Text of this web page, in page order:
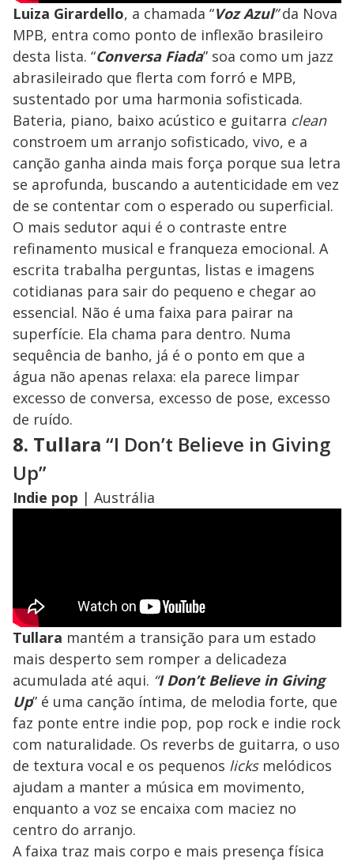
Luiza Girardello, a chamada “Voz Azul”da Nova
MPB, entra como ponto de inflexão brasileiro
desta lista. “Conversa Fiada” soa como um jazz
abrasileirado que flerta com forró e MPB,
sustentado por uma harmonia sofisticada.
Bateria, piano, baixo acústico e guitarra clean
constroem um arranjo sofisticado, vivo, e a
canção ganha ainda mais força porque sua letra
se aprofunda, buscando a autenticidade em vez
de se contentar com o esperado ou superficial.
O mais sedutor aqui é o contraste entre
refinamento musical e franqueza emocional. A
escrita trabalha perguntas, listas e imagens
cotidianas para sair do pequeno e chegar ao
essencial. Não é uma faixa para pairar na
superfície. Ela chama para dentro. Numa
sequência de banho, já é o ponto em que a
água não apenas relaxa: ela parece limpar
excesso de conversa, excesso de pose, excesso
de ruído.
8. Tullara “I Don’t Believe in Giving
Up”
Indie pop | Austrália
Tullara mantém a transição para um estado
mais desperto sem romper a delicadeza
acumulada até aqui. “I Don’t Believe in Giving
Up” é uma canção íntima, de melodia forte, que
faz ponte entre indie pop, pop rock e indie rock
com naturalidade. Os reverbs de guitarra, o uso
de textura vocal e os pequenos licks melódicos
ajudam a manter a música em movimento,
enquanto a voz se encaixa com maciez no
centro do arranjo.
A faixa traz mais corpo e mais presença física